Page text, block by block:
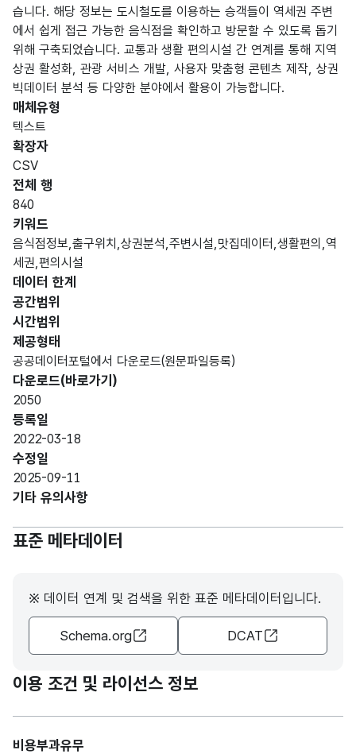
습니다. 해당 정보는 도시철도를 이용하는 승객들이 역세권 주변
에서 쉽게 접근 가능한 음식점을 확인하고 방문할 수 있도록 돕기
위해 구축되었습니다. 교통과 생활 편의시설 간 연계를 통해 지역
상권 활성화, 관광 서비스 개발, 사용자 맞춤형 콘텐츠 제작, 상권
빅데이터 분석 등 다양한 분야에서 활용이 가능합니다.
매체유형
텍스트
확장자
CSV
전체 행
840
키워드
음식점정보,출구위치,상권분석,주변시설,맛집데이터,생활편의,역
세권,편의시설
데이터 한계
공간범위
시간범위
제공형태
공공데이터포털에서 다운로드(원문파일등록)
다운로드(바로가기)
2050
등록일
2022-03-18
수정일
2025-09-11
기타 유의사항
표준 메타데이터
※ 데이터 연계 및 검색을 위한 표준 메타데이터입니다.
Schema.org DCAT
이용 조건 및 라이선스 정보
비용부과유무